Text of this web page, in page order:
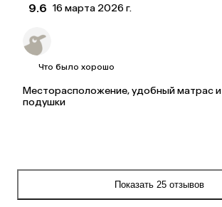
9.6 16 марта 2026 г.
Что было хорошо
Месторасположение, удобный матрас и
подушки
Показать 25 отзывов